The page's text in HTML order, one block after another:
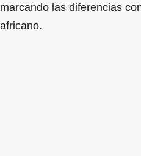
marcando las diferencias
africano.